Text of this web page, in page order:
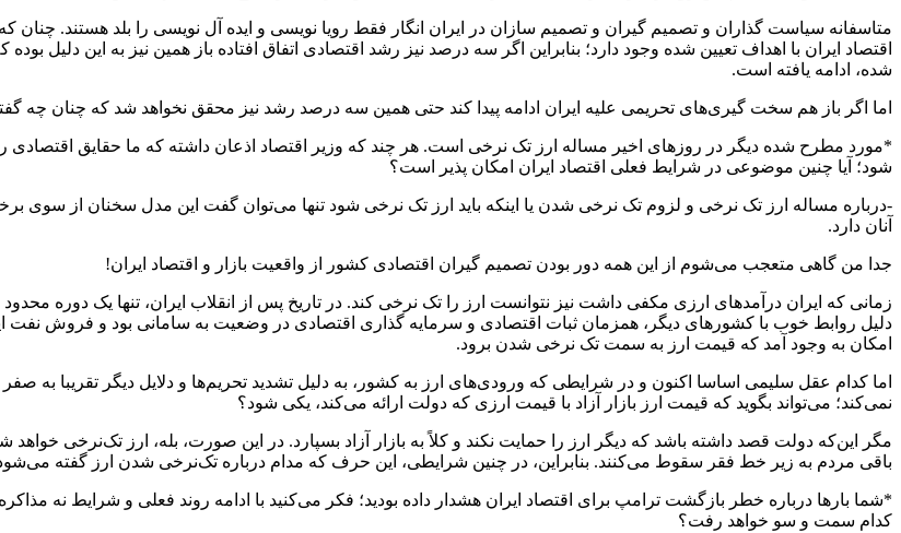
متاسفانه سیاست گذاران و تصمیم گیران و تصمیم سازان در ایران انگار فقط رویا نویسی و ایده آل نویسی را بلد هستند.
اقتصاد ایران با اهداف تعیین شده وجود دارد؛ بنابراین اگر سه درصد نیز رشد اقتصادی اتفاق افتاده باز همین نیز به این دلیل
شده، ادامه یافته است.
اما اگر باز هم سخت گیری‌های تحریمی علیه ایران ادامه پیدا کند حتی همین سه درصد رشد نیز محقق نخواهد شد که چنان چه
*مورد مطرح شده دیگر در روز‌های اخیر مساله ارز تک نرخی است. هر چند که وزیر اقتصاد اذعان داشته که ما حقایق اقتصادی را
شود؛ آیا چنین موضوعی در شرایط فعلی اقتصاد ایران امکان پذیر است؟
-درباره مساله ارز تک نرخی و لزوم تک نرخی شدن یا اینکه باید ارز تک نرخی شود تنها می‌توان گفت این مدل سخنان از سوی
آنان دارد.
جدا من گاهی متعجب می‌شوم از این همه دور بودن تصمیم گیران اقتصادی کشور از واقعیت بازار و اقتصاد ایران!
زمانی که ایران درآمد‌های ارزی مکفی داشت نیز نتوانست ارز را تک نرخی کند. در تاریخ پس از انقلاب ایران، تنها یک دوره
دلیل روابط خوب با کشور‌های دیگر، همزمان ثبات اقتصادی و سرمایه گذاری اقتصادی در وضعیت به سامانی بود و فروش نفت
امکان به وجود آمد که قیمت ارز به سمت تک نرخی شدن برود.
اما کدام عقل سلیمی اساسا اکنون و در شرایطی که ورودی‌های ارز به کشور، به دلیل تشدید تحریم‌ها و دلایل دیگر تقریبا به
نمی‌کند؛ می‌تواند بگوید که قیمت ارز بازار آزاد با قیمت ارزی که دولت ارائه می‌کند، یکی شود؟
باقی مردم به زیر خط فقر سقوط می‌کنند. بنابراین، در چنین شرایطی، این حرف که مدام درباره تک‌نرخی شدن ارز گفته
*شما بار‌ها درباره خطر بازگشت ترامپ برای اقتصاد ایران هشدار داده بودید؛ فکر می‌کنید با ادامه روند فعلی و شرایط نه
کدام سمت و سو خواهد رفت؟